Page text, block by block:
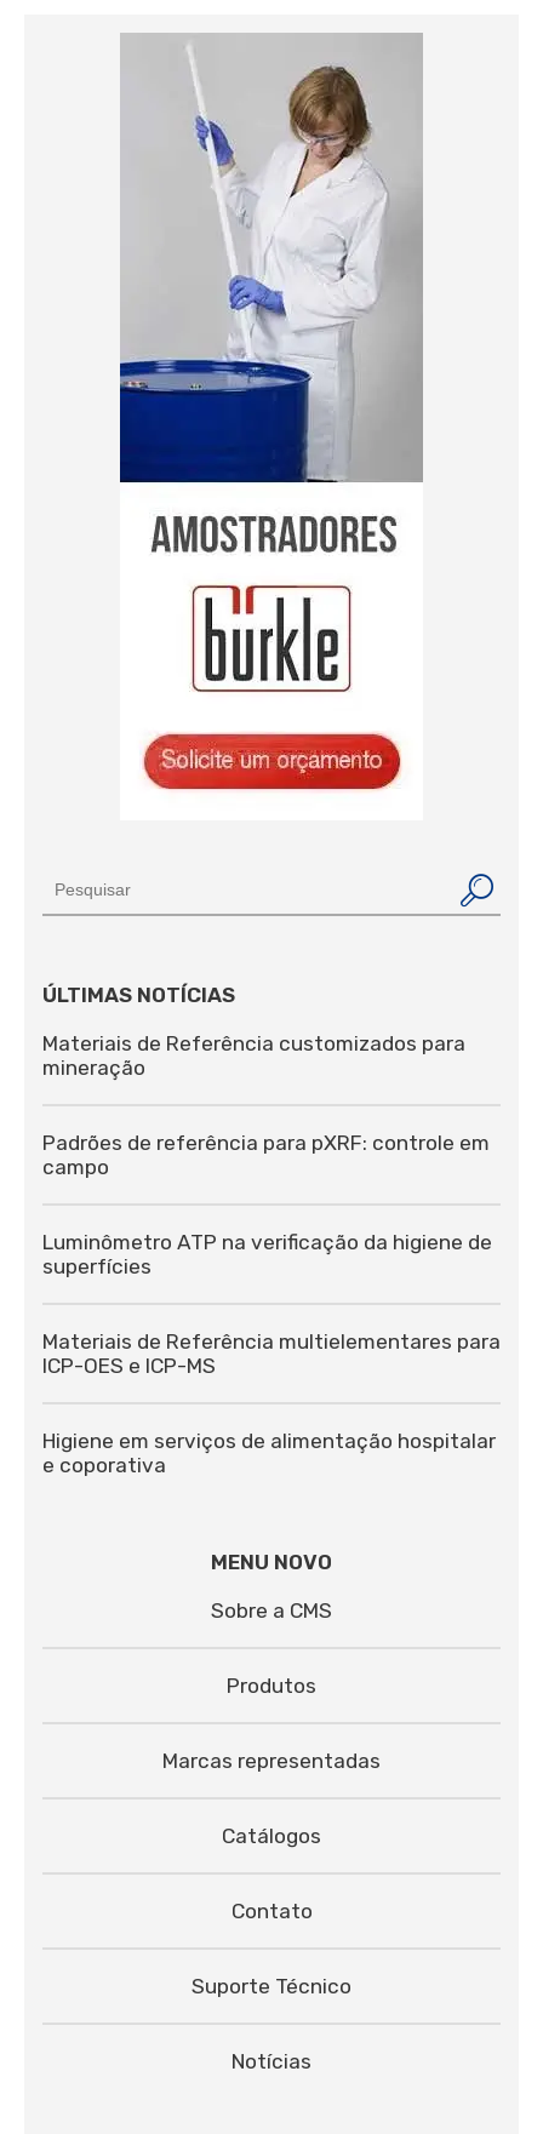
ÚLTIMAS NOTÍCIAS
Materiais de Referência customizados para
mineração
Padrões de referência para pXRF: controle em
campo
Luminômetro ATP na verificação da higiene de
superfícies
Materiais de Referência multielementares para
ICP-OES e ICP-MS
Higiene em serviços de alimentação hospitalar
e coporativa
MENU NOVO
Sobre a CMS
Produtos
Marcas representadas
Catálogos
Contato
Suporte Técnico
Notícias